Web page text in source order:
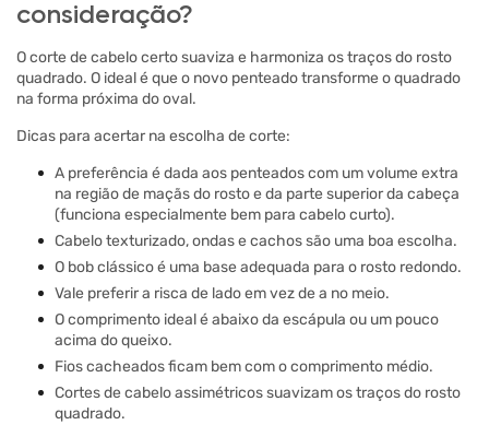
consideração?
O corte de cabelo certo suaviza e harmoniza os traços do rosto
quadrado. O ideal é que o novo penteado transforme o quadrado
na forma próxima do oval.
Dicas para acertar na escolha de corte:
A preferência é dada aos penteados com um volume extra
na região de maçãs do rosto e da parte superior da cabeça
(funciona especialmente bem para cabelo curto).
Cabelo texturizado, ondas e cachos são uma boa escolha.
O bob clássico é uma base adequada para o rosto redondo.
Vale preferir a risca de lado em vez de a no meio.
O comprimento ideal é abaixo da escápula ou um pouco
acima do queixo.
Fios cacheados ficam bem com o comprimento médio.
Cortes de cabelo assimétricos suavizam os traços do rosto
quadrado.